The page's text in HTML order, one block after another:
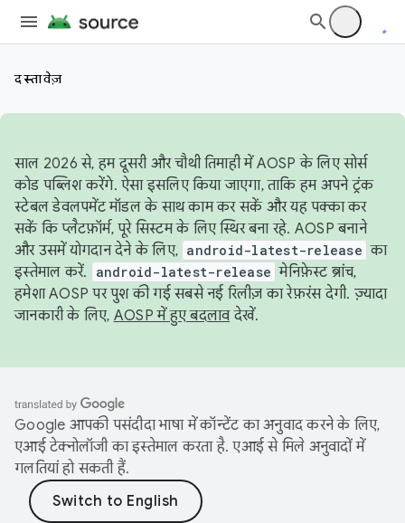
दस्तावेज़
साल 2026 से, हम दूसरी और चौथी तिमाही में AOSP के लिए सोर्स
कोड पब्लिश करेंगे. ऐसा इसलिए किया जाएगा, ताकि हम अपने ट्रंक
स्टेबल डेवलपमेंट मॉडल के साथ काम कर सकें और यह पक्का कर
सकें कि प्लैटफ़ॉर्म, पूरे सिस्टम के लिए स्थिर बना रहे. AOSP बनाने
और उसमें योगदान देने के लिए, android-latest-release का
इस्तेमाल करें.
android-latest-release मेनिफ़ेस्ट ब्रांच,
हमेशा AOSP पर पुश की गई सबसे नई रिलीज़ का रेफ़रंस देगी. ज़्यादा
जानकारी के लिए, AOSP में हुए बदलावदेखें.
Google आपकी पसंदीदा भाषा में कॉन्टेंट का अनुवाद करने के लिए,
एआई टेक्नोलॉजी का इस्तेमाल करता है. एआई से मिले अनुवादों में
गलतियां हो सकती हैं.